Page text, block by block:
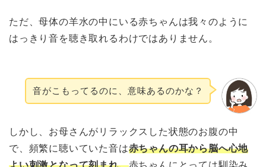
ただ、母体の羊水の中にいる赤ちゃんは我々のように
はっきり音を聴き取れるわけではありません。
音がこもってるのに、意味あるのかな？
しかし、お母さんがリラックスした状態のお腹の中
で、頻繁に聴いていた音は赤ちゃんの耳から脳へ心地
よい刺激となって刻まれ、赤ちゃんにとっては馴染み